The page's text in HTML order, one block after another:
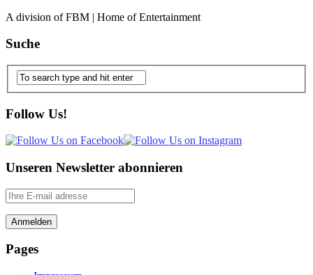
A division of FBM | Home of Entertainment
Suche
Follow Us!
Unseren Newsletter abonnieren
Pages